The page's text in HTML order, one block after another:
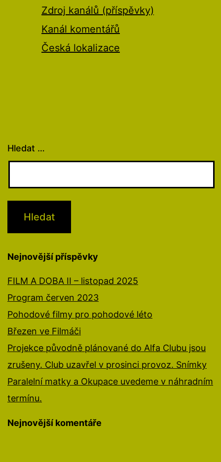
Zdroj kanálů (příspěvky)
Kanál komentářů
Česká lokalizace
Hledat …
Nejnovější příspěvky
FILM A DOBA II – listopad 2025
Program červen 2023
Pohodové filmy pro pohodové léto
Březen ve Filmáči
Projekce původně plánované do Alfa Clubu jsou
zrušeny. Club uzavřel v prosinci provoz. Snímky
Paralelní matky a Okupace uvedeme v náhradním
termínu.
Nejnovější komentáře